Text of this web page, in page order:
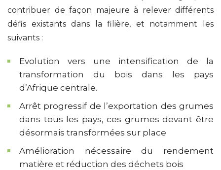
contribuer de façon majeure à relever différents
défis existants dans la filière, et notamment les
suivants :
Evolution vers une intensification de la
transformation du bois dans les pays
d’Afrique centrale.
Arrêt progressif de l’exportation des grumes
dans tous les pays, ces grumes devant être
désormais transformées sur place
Amélioration nécessaire du rendement
matière et réduction des déchets bois